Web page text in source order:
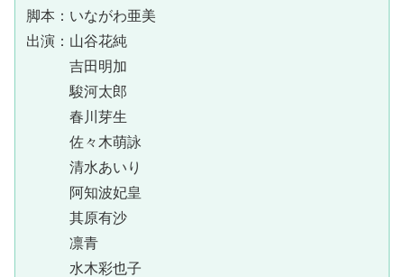
脚本：いながわ亜美
出演：山谷花純
吉田明加
駿河太郎
春川芽生
佐々木萌詠
清水あいり
阿知波妃皇
其原有沙
凛青
水木彩也子